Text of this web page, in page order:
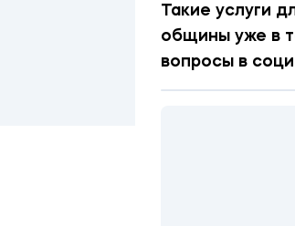
Такие услуги
общины уже в
вопросы в